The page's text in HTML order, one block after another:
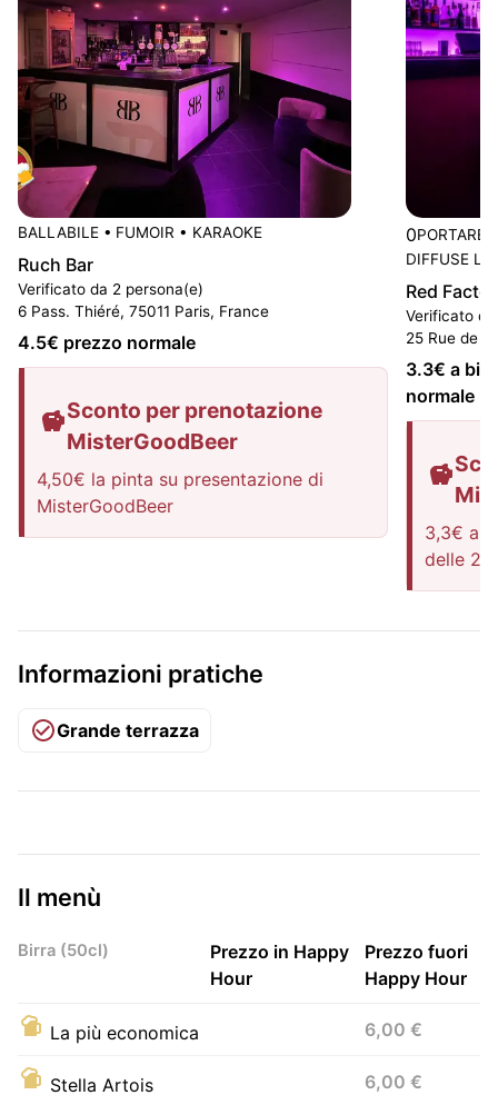
BALLABILE • FUMOIR • KARAOKE
Ruch Bar
Verificato da 2 persona(e)
6 Pass. Thiéré, 75011 Paris, France
4.5€ prezzo normale
Sconto per prenotazione
MisterGoodBeer
4,50€ la pinta su presentazione di
MisterGoodBeer
0PORTARE
DIFFUSE LE
Red
Verificato
25 Rue de
3.3€ a
normale
3,3€ a
delle 2
Informazioni pratiche
Grande terrazza
Il menù
Birra (50cl)
Prezzo in Happy
Hour
Prezzo fuori
Happy Hour
La più economica 6,00 €
Stella Artois 6,00 €